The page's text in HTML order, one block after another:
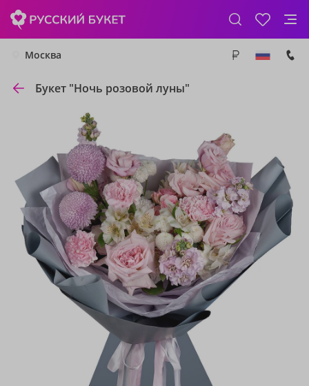
Москва
Букет "Ночь розовой луны"